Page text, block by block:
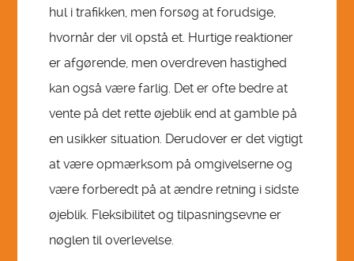
hul i trafikken, men forsøg at forudsige,
hvornår der vil opstå et. Hurtige reaktioner
er afgørende, men overdreven hastighed
kan også være farlig. Det er ofte bedre at
vente på det rette øjeblik end at gamble på
en usikker situation. Derudover er det vigtigt
at være opmærksom på omgivelserne og
være forberedt på at ændre retning i sidste
øjeblik. Fleksibilitet og tilpasningsevne er
nøglen til overlevelse.